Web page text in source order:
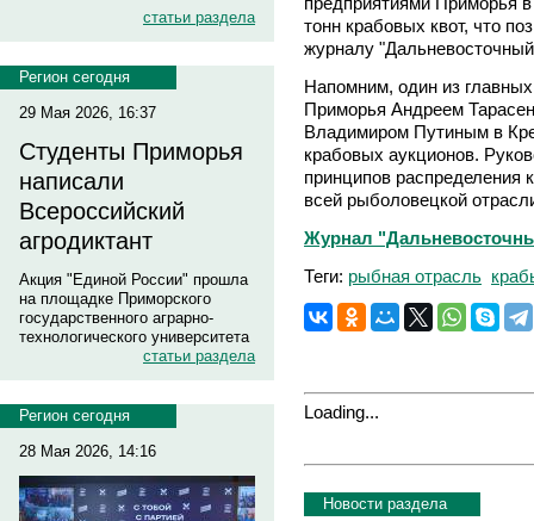
статьи раздела
Регион сегодня
29 Мая 2026, 16:37
Студенты Приморья
написали
Всероссийский
агродиктант
Акция "Единой России" прошла
на площадке Приморского
государственного аграрно-
технологического университета
статьи раздела
Регион сегодня
28 Мая 2026, 14:16
тонн крабовых квот, что
журналу
Напомним, один из
Приморья Андреем
Владимиром Путиным в
крабовых аукционов.
принципов распределения
всей рыболовецкой
Журнал
Теги: рыбная отрасль
Loading...
Новости раздела